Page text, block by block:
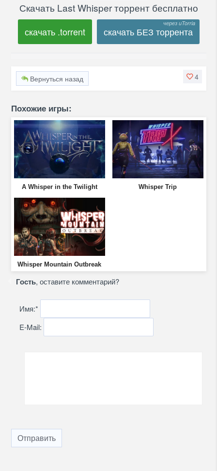
Скачать Last Whisper торрент бесплатно
скачать .torrent скачать БЕЗ торрента
4
Вернуться назад
Похожие игры:
A Whisper in the Twilight Whisper Trip
Whisper Mountain Outbreak
Гость, оставите комментарий?
Имя:*
E-Mail:
Отправить